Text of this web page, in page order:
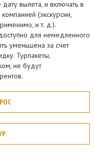
вылета, и включать в
(экскурсии,
и т. д.).
для немедленного
уменьшена за счет
Турпакеты,
не будут